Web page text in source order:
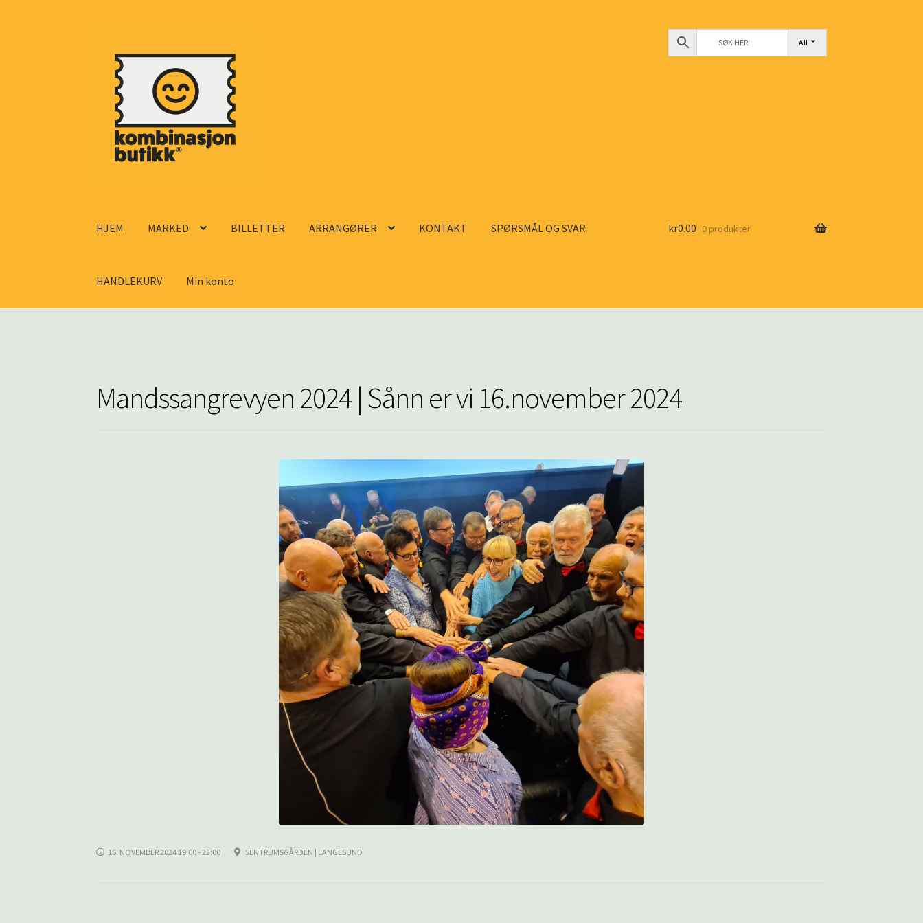
navigasjon
innhold
All
HJEM MARKED BILLETTER ARRANGØRER KONTAKT SPØRSMÅL OG SVAR
HANDLEKURV Min konto
kr0.00 0 produkter
Mandssangrevyen 2024 | Sånn er vi 16.november 2024
16. NOVEMBER 2024 19:00 - 22:00 SENTRUMSGÅRDEN | LANGESUND